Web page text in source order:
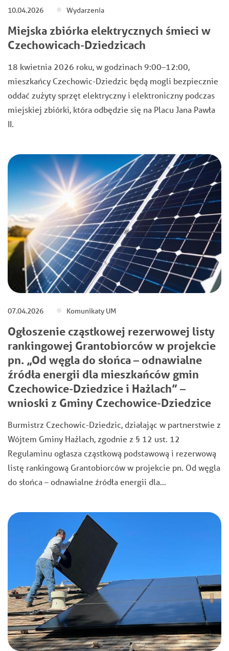
10.04.2026 Wydarzenia
Miejska zbiórka elektrycznych śmieci w
Czechowicach-Dziedzicach
18 kwietnia 2026 roku, w godzinach 9:00–12:00,
mieszkańcy Czechowic-Dziedzic będą mogli bezpiecznie
oddać zużyty sprzęt elektryczny i elektroniczny podczas
miejskiej zbiórki, która odbędzie się na Placu Jana Pawła
II.
07.04.2026 Komunikaty UM
Ogłoszenie cząstkowej rezerwowej listy
rankingowej Grantobiorców w projekcie
pn. „Od węgla do słońca – odnawialne
źródła energii dla mieszkańców gmin
Czechowice-Dziedzice i Hażlach” –
wnioski z Gminy Czechowice-Dziedzice
Burmistrz Czechowic-Dziedzic, działając w partnerstwie z
Wójtem Gminy Hażlach, zgodnie z § 12 ust. 12
Regulaminu ogłasza cząstkową podstawową i rezerwową
listę rankingową Grantobiorców w projekcie pn. Od węgla
do słońca – odnawialne źródła energii dla…